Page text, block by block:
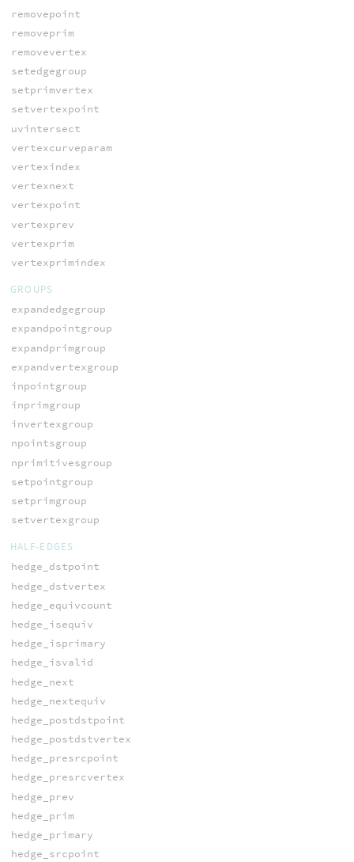
removepoint
removeprim
removevertex
setedgegroup
setprimvertex
setvertexpoint
uvintersect
vertexcurveparam
vertexindex
vertexnext
vertexpoint
vertexprev
vertexprim
vertexprimindex
GROUPS
expandedgegroup
expandpointgroup
expandprimgroup
expandvertexgroup
inpointgroup
inprimgroup
invertexgroup
npointsgroup
nprimitivesgroup
setpointgroup
setprimgroup
setvertexgroup
HALF-EDGES
hedge_dstpoint
hedge_dstvertex
hedge_equivcount
hedge_isequiv
hedge_isprimary
hedge_isvalid
hedge_next
hedge_nextequiv
hedge_postdstpoint
hedge_postdstvertex
hedge_presrcpoint
hedge_presrcvertex
hedge_prev
hedge_prim
hedge_primary
hedge_srcpoint